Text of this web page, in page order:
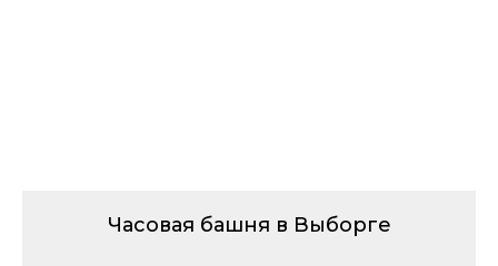
Часовая башня в Выборге